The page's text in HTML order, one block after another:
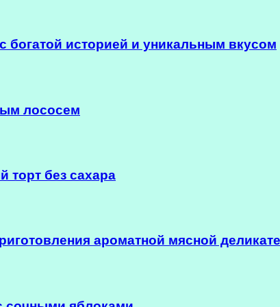
историей и уникальным вкусом
лососем
торт без сахара
ароматной мясной